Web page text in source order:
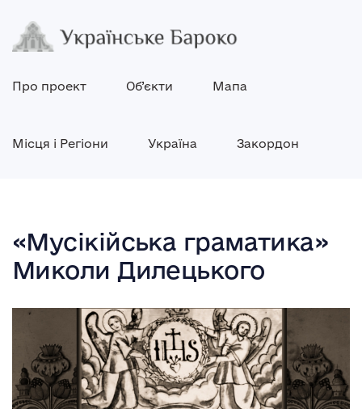
Про проект Об’єкти Мапа
Місця і Регіони Україна Закордон
«Мусікійська граматика»
Миколи Дилецького